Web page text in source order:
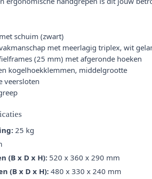
schuim (zwart)
met meerlagig triplex, wit
(25 mm) met afgeronde hoeken
kogelhoekklemmen, middelgrootte
veersloten
25 kg
(B x D x H): 520 x 360 x 290 mm
(B x D x H): 480 x 330 x 240 mm